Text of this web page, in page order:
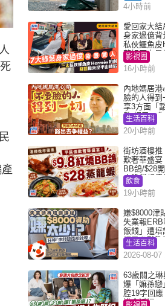
4小時前
愛回家大
身家過億背
私伙鱷魚皮
蘇姐原來是
影視圈
16小時前
內地媽居
臉的人得到
享3方面「
數 網民：
生活百科
20小時前
街坊酒樓推
歎奢華盛宴
BB鴿/$28
大晚餐超值
飲食
19小時前
嫌$8000津
失業報
飯錢」遭培
網民幽默教
課程唔會蝕...
生活百科
2026-08-07
63歲關之
爆「嫲孫戀
腔19字回
掛念近況